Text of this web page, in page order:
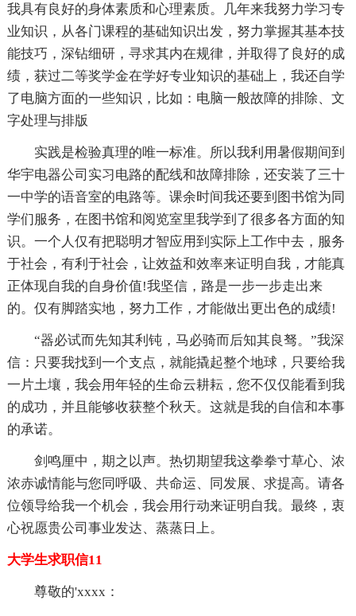
我具有良好的身体素质和心理素质。几年来我努力学习专
业知识，从各门课程的基础知识出发，努力掌握其基本技
能技巧，深钻细研，寻求其内在规律，并取得了良好的成
绩，获过二等奖学金在学好专业知识的基础上，我还自学
了电脑方面的一些知识，比如：电脑一般故障的排除、文
字处理与排版
实践是检验真理的唯一标准。所以我利用暑假期间到
华宇电器公司实习电路的配线和故障排除，还安装了三十
一中学的语音室的电路等。课余时间我还要到图书馆为同
学们服务，在图书馆和阅览室里我学到了很多各方面的知
识。一个人仅有把聪明才智应用到实际上工作中去，服务
于社会，有利于社会，让效益和效率来证明自我，才能真
正体现自我的自身价值!我坚信，路是一步一步走出来
的。仅有脚踏实地，努力工作，才能做出更出色的成绩!
“器必试而先知其利钝，马必骑而后知其良驽。”我深
信：只要我找到一个支点，就能撬起整个地球，只要给我
一片土壤，我会用年轻的生命云耕耘，您不仅仅能看到我
的成功，并且能够收获整个秋天。这就是我的自信和本事
的承诺。
剑鸣厘中，期之以声。热切期望我这拳拳寸草心、浓
浓赤诚情能与您同呼吸、共命运、同发展、求提高。请各
位领导给我一个机会，我会用行动来证明自我。最终，衷
心祝愿贵公司事业发达、蒸蒸日上。
大学生求职信11
尊敬的'xxxx：